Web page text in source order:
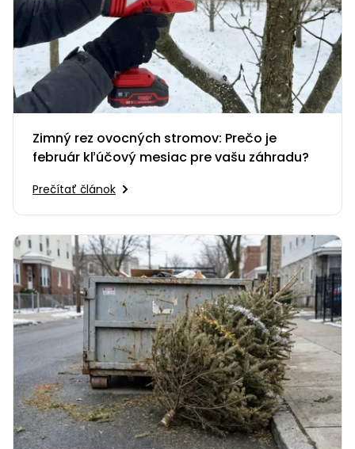
Zimný rez ovocných stromov: Prečo je
február kľúčový mesiac pre vašu záhradu?
Prečítať článok